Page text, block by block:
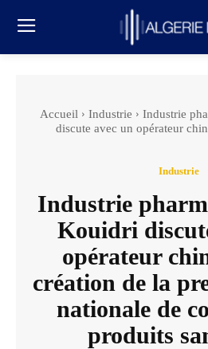
Accueil Industrie
Industrie
discute avec un opérateur
Industrie
Industrie
Kouidri
opérateur
création de la
nationale de
produits